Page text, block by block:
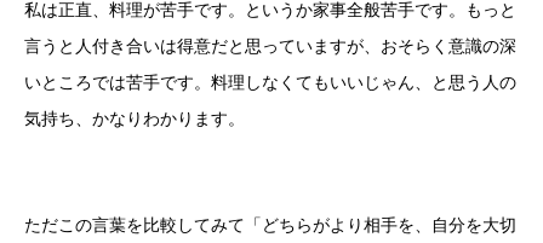
私は正直、料理が苦手です。というか家事全般苦手です。もっと
言うと人付き合いは得意だと思っていますが、おそらく意識の深
いところでは苦手です。料理しなくてもいいじゃん、と思う人の
気持ち、かなりわかります。
ただこの言葉を比較してみて「どちらがより相手を、自分を大切